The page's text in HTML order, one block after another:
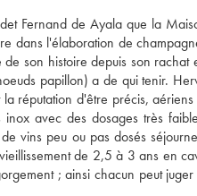
Fernand de Ayala que la
dans l'élaboration de
son histoire depuis son rachat
papillon) a de qui tenir.
réputation d'être précis, aériens
avec des dosages très
vins peu ou pas dosés
de 2,5 à 3 ans en
; ainsi chacun peut juger